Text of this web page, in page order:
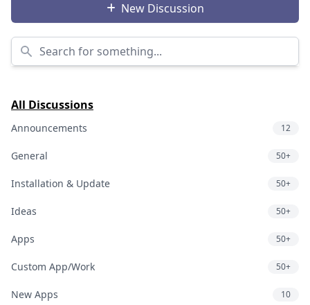
New Discussion
Search for something...
All Discussions
Announcements 12
General 50+
Installation & Update 50+
Ideas 50+
Apps 50+
Custom App/Work 50+
New Apps 10